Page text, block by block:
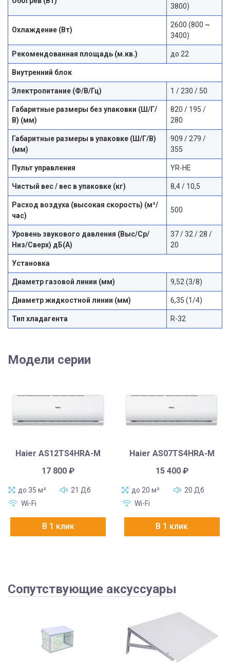
3800)
Охлаждение (Вт)
2600 (800 ~
3400)
Рекомендованная площадь (м.кв.) до 22
Внутренний блок
Электропитание (Ф/В/Гц) 1 / 230 / 50
Габаритные размеры без упаковки (Ш/Г/
В) (мм)
820 / 195 /
280
Габаритные размеры в упаковке (Ш/Г/В)
(мм)
909 / 279 /
355
Пульт управления YR-HE
Чистый вес / вес в упаковке (кг) 8,4 / 10,5
Расход воздуха (высокая скорость) (м³/
час)
500
Уровень звукового давления (Выс/Ср/
Низ/Сверх) дБ(А)
37 / 32 / 28 /
20
Установка
Диаметр газовой линии (мм) 9,52 (3/8)
Диаметр жидкостной линии (мм) 6,35 (1/4)
Тип хладагента R-32
Модели серии
Haier AS12TS4HRA-M
17 800₽
до 35 м²
21 Дб
Wi-Fi
В 1 клик
Haier AS07TS4HRA-M
15 400 ₽
до 20 м²
20 Дб
Wi-Fi
В 1 клик
Сопутствующие аксуссуары